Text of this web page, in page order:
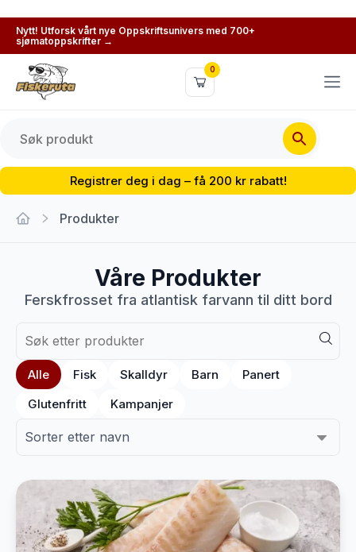
Nytt! Utforsk vårt nye Oppskriftsunivers med 700+
sjømatoppskrifter →
0
Registrer deg i dag – få 200 kr rabatt!
Produkter
Våre Produkter
Ferskfrosset fra atlantisk farvann til ditt bord
Alle Fisk Skalldyr Barn
Panert
Glutenfritt
Kampanjer